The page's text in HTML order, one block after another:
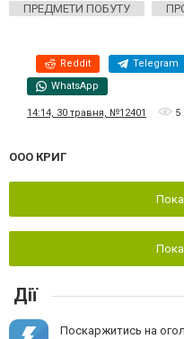
ПРЕДМЕТИ ПОБУТУ
Reddit Telegram
WhatsApp
14:14, 30 травня, №12401 5
ООО КРИГ
Дії
Поскаржитись на